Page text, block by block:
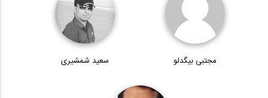
مجتبی بیگدلو سعید شمشیری